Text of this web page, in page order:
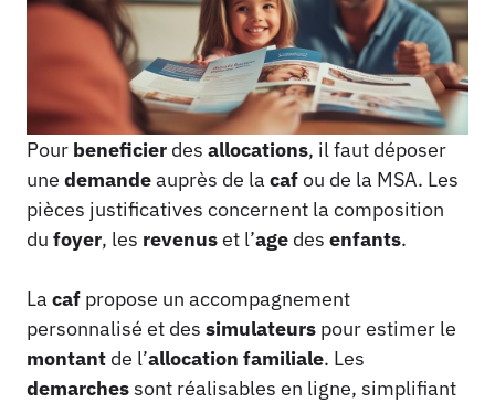
Pour beneficier des allocations, il faut déposer
une demandeauprès de la cafou de la MSA. Les
pièces justificatives concernent la composition
du foyer, les revenuset l’age des enfants.
La caf propose un accompagnement
personnalisé et des simulateurs pour estimer le
montant de l’allocation familiale. Les
demarchessont réalisables en ligne, simplifiant